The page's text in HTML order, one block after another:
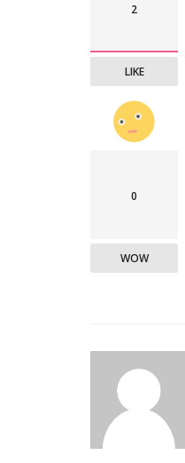
2
LIKE
0
WOW